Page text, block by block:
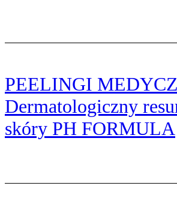
PEELINGI
Dermatologiczny
skóry PH FORMULA